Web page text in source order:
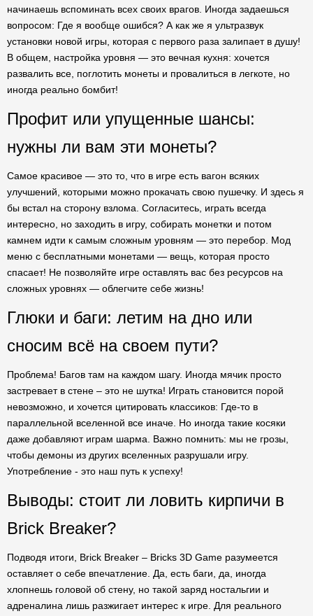
начинаешь вспоминать всех своих врагов. Иногда задаешься
вопросом: Где я вообще ошибся? А как же я ультразвук
установки новой игры, которая с первого раза залипает в душу!
В общем, настройка уровня — это вечная кухня: хочется
развалить все, поглотить монеты и провалиться в легкоте, но
иногда реально бомбит!
Профит или упущенные шансы:
нужны ли вам эти монеты?
Самое красивое — это то, что в игре есть вагон всяких
улучшений, которыми можно прокачать свою пушечку. И здесь я
бы встал на сторону взлома. Согласитесь, играть всегда
интересно, но заходить в игру, собирать монетки и потом
камнем идти к самым сложным уровням — это перебор. Мод
меню с бесплатными монетами — вещь, которая просто
спасает! Не позволяйте игре оставлять вас без ресурсов на
сложных уровнях — облегчите себе жизнь!
Глюки и баги: летим на дно или
сносим всё на своем пути?
Проблема! Багов там на каждом шагу. Иногда мячик просто
застревает в стене – это не шутка! Играть становится порой
невозможно, и хочется цитировать классиков: Где-то в
параллельной вселенной все иначе. Но иногда такие косяки
даже добавляют играм шарма. Важно помнить: мы не грозы,
чтобы демоны из других вселенных разрушали игру.
Употребление - это наш путь к успеху!
Выводы: стоит ли ловить кирпичи в
Brick Breaker?
Подводя итоги, Brick Breaker – Bricks 3D Game разумеется
оставляет о себе впечатление. Да, есть баги, да, иногда
хлопнешь головой об стену, но такой заряд ностальгии и
адреналина лишь разжигает интерес к игре. Для реального